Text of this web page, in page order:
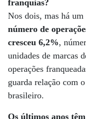
franquias?
Nos dois, mas há
número de
cresceu 6,2%,
unidades de marcas
operações
guarda relação com
brasileiro.
Os últimos anos